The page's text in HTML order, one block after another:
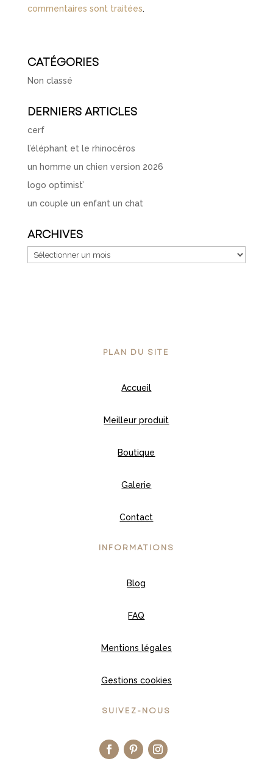
commentaires sont traitées.
CATÉGORIES
Non classé
DERNIERS ARTICLES
cerf
l’éléphant et le rhinocéros
un homme un chien version 2026
logo optimist’
un couple un enfant un chat
ARCHIVES
Archives
PLAN DU SITE
Accueil
Meilleur produit
Boutique
Galerie
Contact
INFORMATIONS
Blog
FAQ
Mentions légales
Gestions cookies
SUIVEZ-NOUS